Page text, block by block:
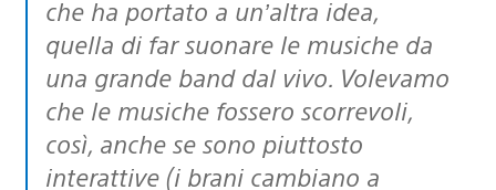
che ha portato a un’altra idea,
quella di far suonare le musiche da
una grande band dal vivo. Volevamo
che le musiche fossero scorrevoli,
così, anche se sono piuttosto
interattive (i brani cambiano a